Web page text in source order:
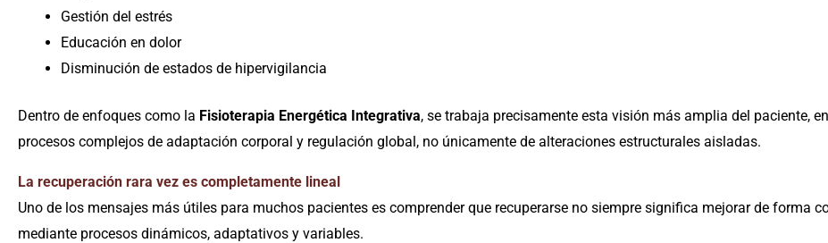
Gestión del estrés
Educación en dolor
Disminución de estados de hipervigilancia
Dentro de enfoques como la Fisioterapia Energética Integrativa, se trabaja precisamente esta visión más amplia del paciente,
procesos complejos de adaptación corporal y regulación global, no únicamente de alteraciones estructurales aisladas.
La recuperación rara vez es completamente lineal
Uno de los mensajes más útiles para muchos pacientes es comprender que recuperarse no siempre significa mejorar de forma
mediante procesos dinámicos, adaptativos y variables.